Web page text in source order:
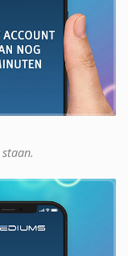
staan.